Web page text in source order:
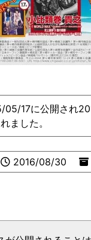
05/17に公開され
ました。
2016/08/30